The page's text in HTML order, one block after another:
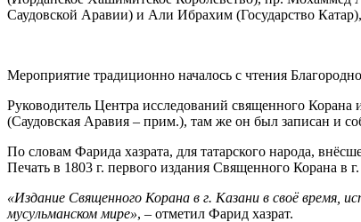
Саудовской Аравии) и Али Ибрахим (Государство
Мероприятие традиционно началось с чтения
Руководитель Центра исследований священного
(Саудовская Аравия – прим.), там же он был записан и
По словам Фарида хазрата, для татарского народа,
Печать в 1803 г. первого издания Священного Корана в
«Издание Священного Корана в г. Казани в своё время,
мусульманском мире», – отметил Фарид хазрат.